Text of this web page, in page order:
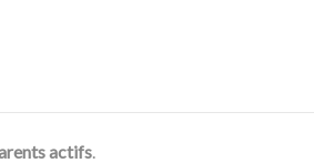
actifs.